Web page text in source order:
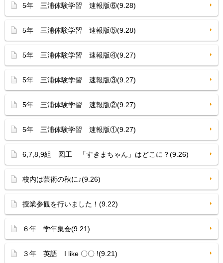
5年 三浦体験学習 速報版⑥(9.28)
5年 三浦体験学習 速報版⑤(9.28)
5年 三浦体験学習 速報版④(9.27)
5年 三浦体験学習 速報版③(9.27)
5年 三浦体験学習 速報版②(9.27)
5年 三浦体験学習 速報版①(9.27)
6,7,8,9組 図工 「すきまちゃん」はどこに？(9.26)
校内は芸術の秋に♪(9.26)
授業参観を行いました！(9.22)
６年 学年集会(9.21)
３年 英語 I like 〇〇 !(9.21)